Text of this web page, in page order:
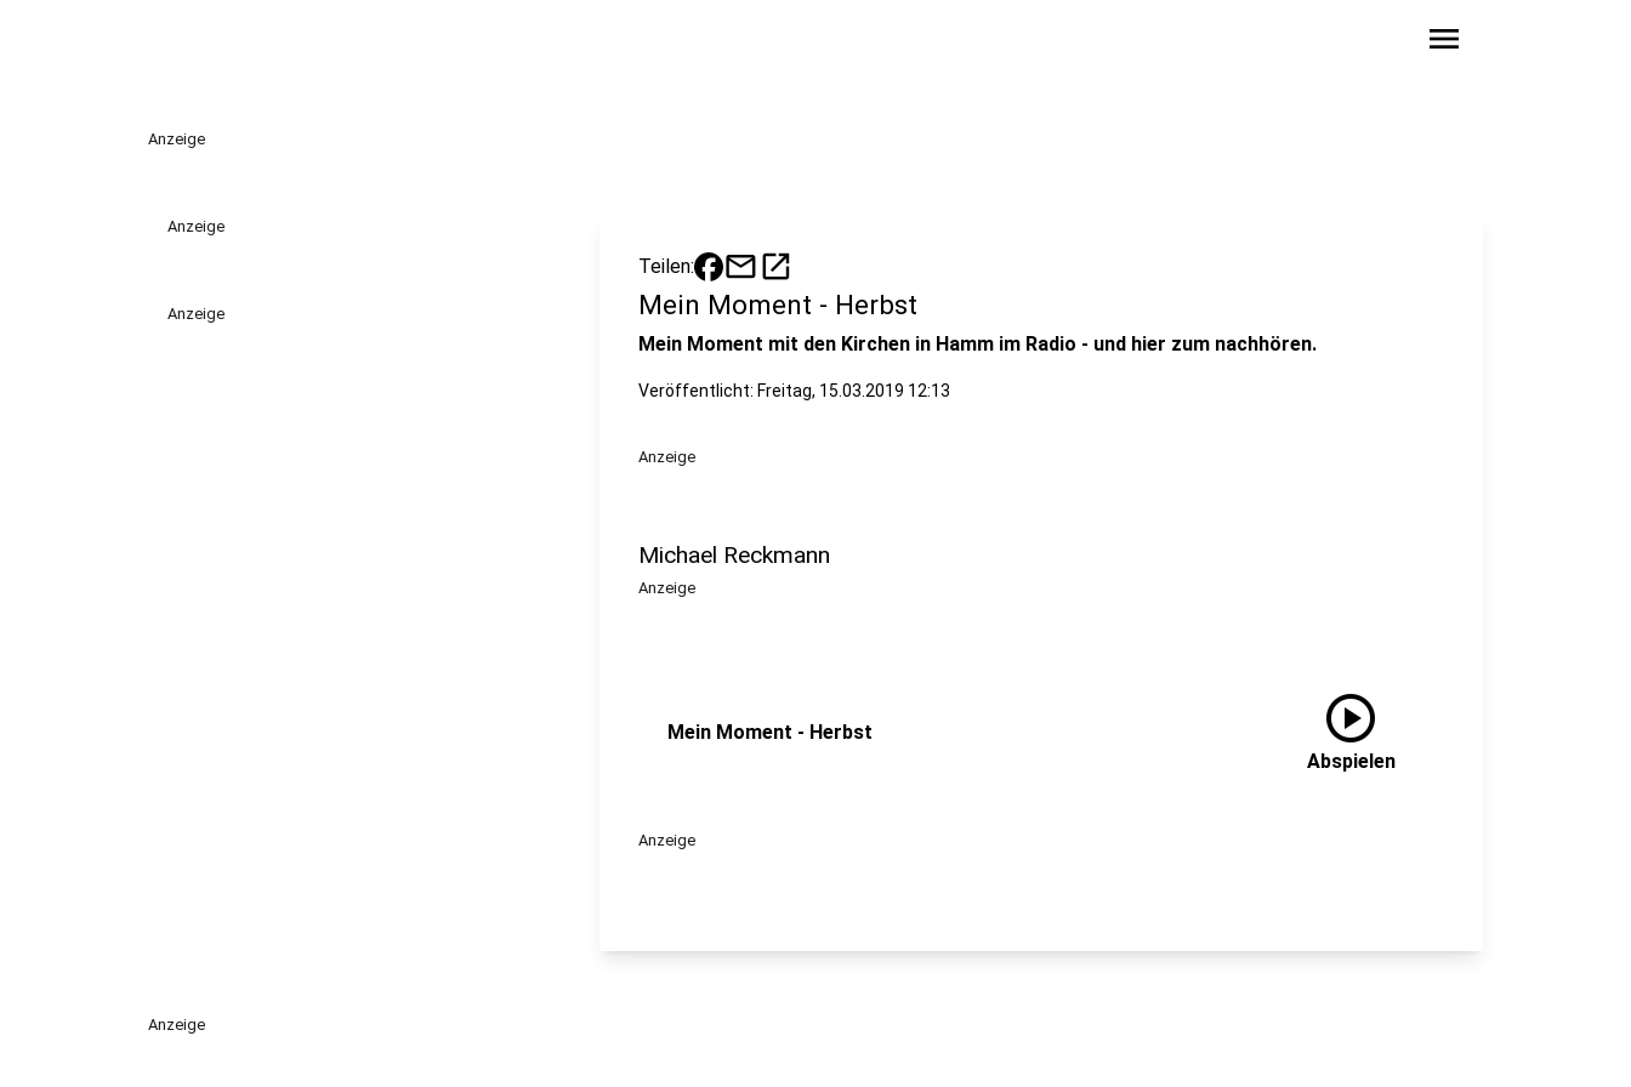
menu
Anzeige
Anzeige
Anzeige
Teilen: mailopen_in_new
Mein Moment - Herbst
Mein Moment mit den Kirchen in Hamm im Radio - und hier zum nachhören.
Veröffentlicht: Freitag, 15.03.2019 12:13
Anzeige
Michael Reckmann
Anzeige
Mein Moment - Herbst play_circle
Abspielen
Anzeige
Anzeige